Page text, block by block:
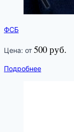
ФСБ
Цена: от 500 руб.
Подробнее